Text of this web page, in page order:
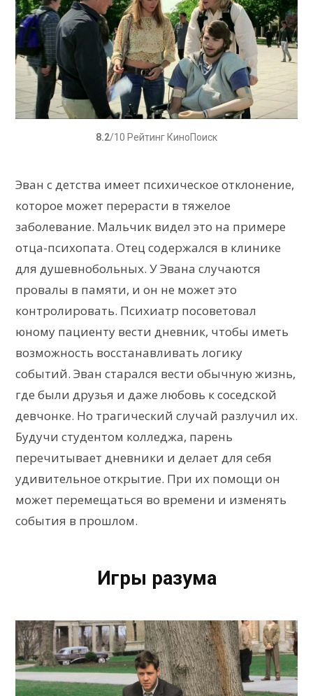
8.2/10 Рейтинг КиноПоиск
Эван с детства имеет психическое отклонение,
которое может перерасти в тяжелое
заболевание. Мальчик видел это на примере
отца-психопата. Отец содержался в клинике
для душевнобольных. У Эвана случаются
провалы в памяти, и он не может это
контролировать. Психиатр посоветовал
юному пациенту вести дневник, чтобы иметь
возможность восстанавливать логику
событий. Эван старался вести обычную жизнь,
где были друзья и даже любовь к соседской
девчонке. Но трагический случай разлучил их.
Будучи студентом колледжа, парень
перечитывает дневники и делает для себя
удивительное открытие. При их помощи он
может перемещаться во времени и изменять
события в прошлом.
Игры разума